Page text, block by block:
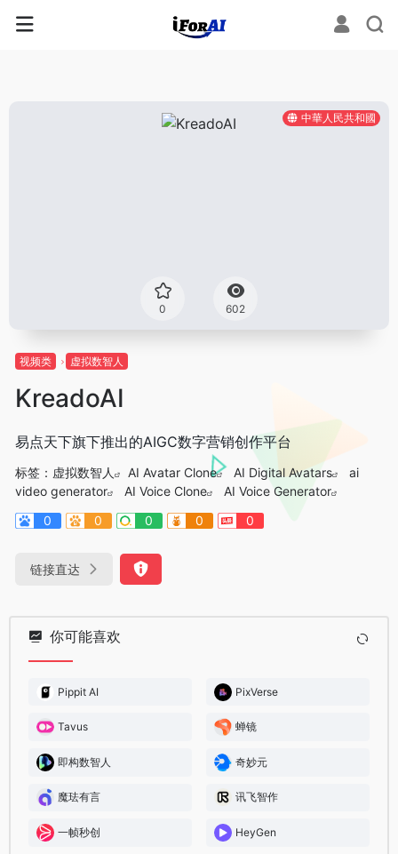
中華人民共和國
0 602
视频类 虚拟数智人
KreadoAI
易点天下旗下推出的AIGC数字营销创作平台
标签： 虚拟数智人 AI Avatar Clone AI Digital Avatars
ai
video generator
AI Voice Clone
AI Voice Generator
0
0 0 0 0
链接直达
你可能喜欢
Pippit AI PixVerse
Tavus 蝉镜
即构数智人 奇妙元
魔珐有言 讯飞智作
一帧秒创 HeyGen